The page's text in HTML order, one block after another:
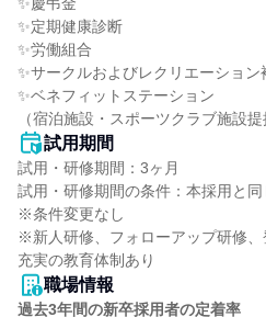
✨定期健康診断
✨労働組合
✨サークルおよびレクリエーション
✨ベネフィットステーション
（宿泊施設・スポーツクラブ施設
試用期間
試用・研修期間：3ヶ月
試用・研修期間の条件：本採用と同
※条件変更なし
※新人研修、フォローアップ研修
職場情報
過去3年間の新卒採用者の定着率